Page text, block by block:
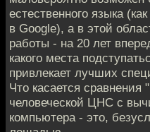
естественного языка
в Google), а в этой
работы - на 20 лет
какого места
привлекает лучших
Что касается
человеческой ЦНС с
компьютера - это,